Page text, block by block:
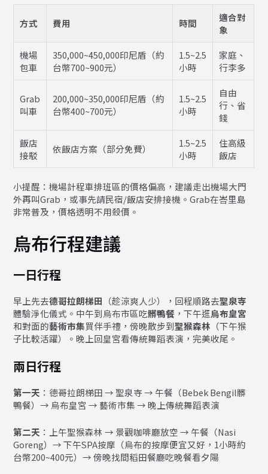
方式 費用 時間
適合對
象
機場
包車
350,000~450,000印尼盾（約
台幣700~900元）
1.5~2.5
小時
家庭、
行李多
Grab
叫車
200,000~350,000印尼盾（約
台幣400~700元）
1.5~2.5
小時
自由
行、省
錢
飯店
接駁
依飯店方案（部分免費）
1.5~2.5
小時
住高級
飯店
小提醒：機場計程車排班區的價格偏高，建議走出機場大門
外再叫Grab，或事先請民宿/飯店安排接機。Grab在峇里島
非常普及，價格透明不用殺價。
烏布行程建議
一日行程
早上先去德哥拉朗梯田 （趁涼爽人少），回程順路去聖泉寺
體驗淨化儀式。中午到烏布市區吃髒鴨餐 ，下午逛烏布皇宮
和對面的藝術市集買伴手禮，傍晚散步到聖猴森林 （下午猴
子比較活躍）。晚上回皇宮看傳統舞蹈表演，完美收尾。
兩日行程
第一天 ：德哥拉朗梯田 → 聖泉寺 → 午餐（Bebek Bengil髒
鴨餐）→ 烏布皇宮 → 藝術市集 → 晚上傳統舞蹈表演
第二天 ：上午聖猴森林 → 景觀咖啡廳放空 → 午餐（Nasi
Goreng）→ 下午SPA按摩（烏布的按摩便宜又好，1小時約
台幣200~400元）→ 傍晚找間稻田餐廳吃晚餐看夕陽